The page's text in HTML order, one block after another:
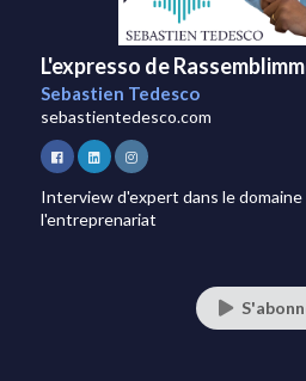
L'expresso de
Sebastien Tedesco
sebastientedesco.com
Interview d'expert dans le
l'entreprenariat